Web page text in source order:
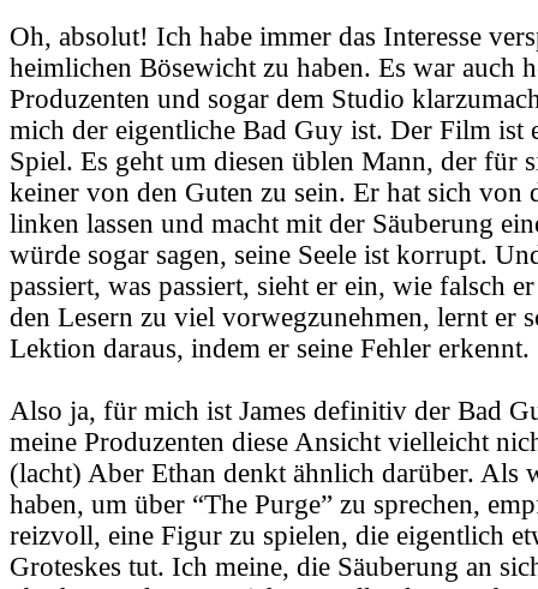
Oh, absolut! Ich habe immer das Interesse
heimlichen Bösewicht zu haben. Es war auch
Produzenten und sogar dem Studio
mich der eigentliche Bad Guy ist. Der Film ist
Spiel. Es geht um diesen üblen Mann, der für
keiner von den Guten zu sein. Er hat sich von
linken lassen und macht mit der Säuberung
würde sogar sagen, seine Seele ist korrupt.
passiert, was passiert, sieht er ein, wie falsch
den Lesern zu viel vorwegzunehmen, lernt er
Lektion daraus, indem er seine Fehler erkennt.
Also ja, für mich ist James definitiv der Bad
meine Produzenten diese Ansicht vielleicht
(lacht) Aber Ethan denkt ähnlich darüber. Als
haben, um über “The Purge” zu sprechen,
reizvoll, eine Figur zu spielen, die eigentlich
Groteskes tut. Ich meine, die Säuberung an